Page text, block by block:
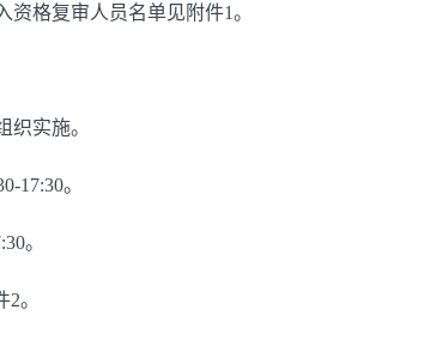
格复审人员名单见附件1。
实施。
17:30。
。
。